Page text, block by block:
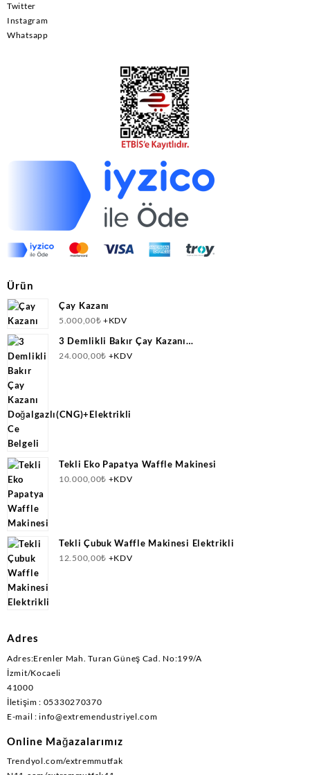
Twitter
Instagram
Whatsapp
Ürün
Çay Kazanı
5.000,00₺ +KDV
3 Demlikli Bakır Çay Kazanı
Doğalgazlı(CNG)+Elektrikli Ce Belgeli
24.000,00₺ +KDV
Tekli Eko Papatya Waffle Makinesi
10.000,00₺ +KDV
Tekli Çubuk Waffle Makinesi Elektrikli
12.500,00₺ +KDV
Adres
Adres:Erenler Mah. Turan Güneş Cad. No:199/A
İzmit/Kocaeli
41000
İletişim : 05330270370
E-mail : info@extremendustriyel.com
Online Mağazalarımız
Trendyol.com/extremmutfak